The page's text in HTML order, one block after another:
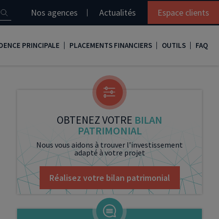
Nos agences Actualités Espace clients
PRINCIPALE
son crédit immobilier
PLACEMENTS FINANCIERS
PEA
Loi Madelin
SCPI
OUTILS
Simulation loi Denormandie
Comment réaliser son bilan patrimonial ?
Le guide de la loi Denormandie 2026
Simulation prêt immobilier
Nos vidéos
Nos Podcasts
FAQ
OBTENEZ VOTRE BILAN
PATRIMONIAL
Nous vous aidons à trouver l’investissement
adapté à votre projet
Réalisez votre bilan patrimonial